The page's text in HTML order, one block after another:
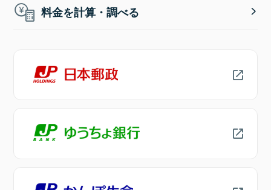
料金を計算・調べる